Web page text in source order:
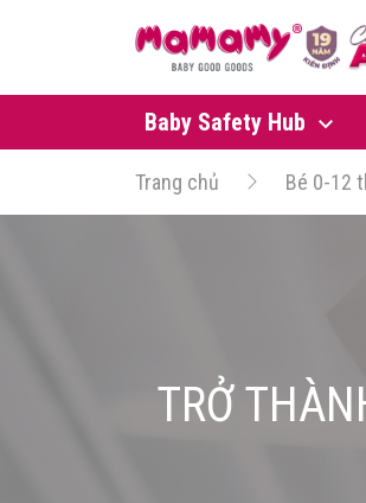
Baby Safety Hub
Trang chủ Bé 0-12
TRỞ